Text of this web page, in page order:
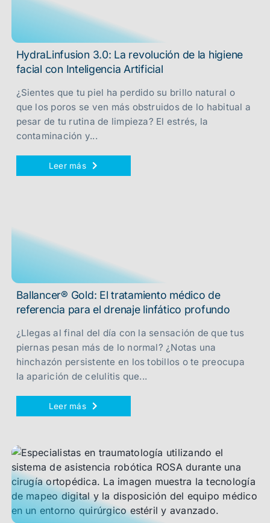
HydraLinfusion 3.0: La revolución de la higiene
facial con Inteligencia Artificial
¿Sientes que tu piel ha perdido su brillo natural o
que los poros se ven más obstruidos de lo habitual a
pesar de tu rutina de limpieza? El estrés, la
contaminación y...
Leer más
Ballancer® Gold: El tratamiento médico de
referencia para el drenaje linfático profundo
¿Llegas al final del día con la sensación de que tus
piernas pesan más de lo normal? ¿Notas una
hinchazón persistente en los tobillos o te preocupa
la aparición de celulitis que...
Leer más